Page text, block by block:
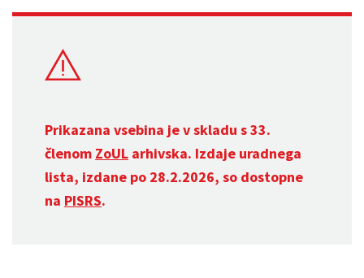
Prikazana vsebina je v skladu s 33.
členom ZoUL arhivska. Izdaje uradnega
lista, izdane po 28.2.2026, so dostopne
na PISRS.